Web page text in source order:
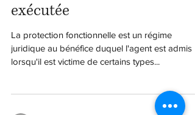
exécutée
La protection fonctionnelle est un régime
juridique au bénéfice duquel l'agent est admis
lorsqu'il est victime de certains types...